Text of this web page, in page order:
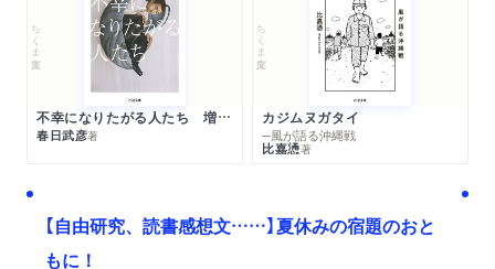
ちくま文庫
不幸になりたがる人たち 増補新版
春日武彦著
ちくま文庫
カジムヌガタイ
─風が語る沖縄戦
比嘉慂著
【自由研究、読書感想文……】夏休みの宿題のおと
もに！